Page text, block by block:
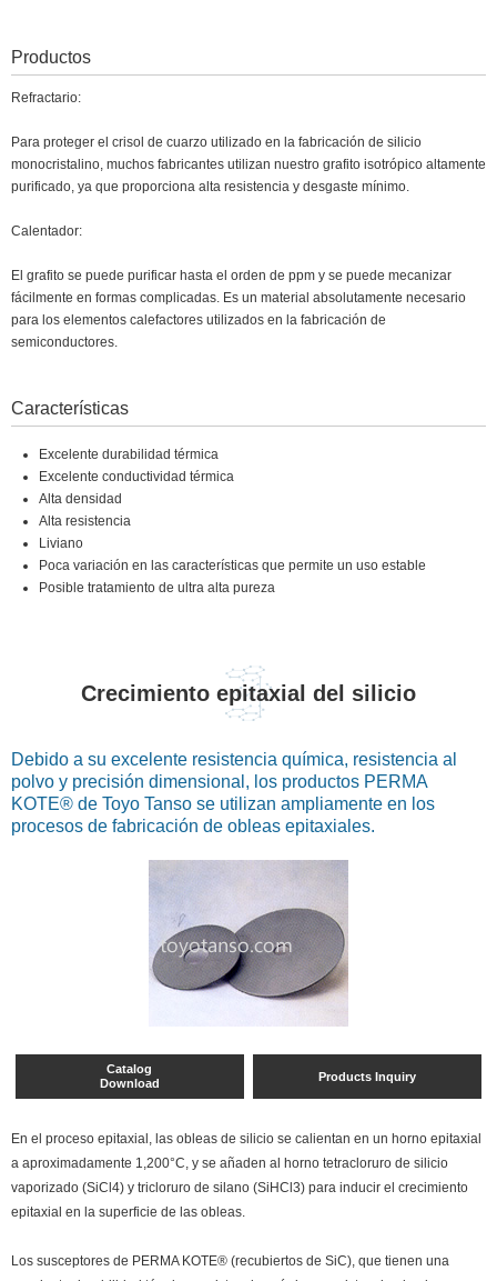
Productos
Refractario:
Para proteger el crisol de cuarzo utilizado en la fabricación de silicio
monocristalino, muchos fabricantes utilizan nuestro grafito isotrópico altamente
purificado, ya que proporciona alta resistencia y desgaste mínimo.
Calentador:
El grafito se puede purificar hasta el orden de ppm y se puede mecanizar
fácilmente en formas complicadas. Es un material absolutamente necesario
para los elementos calefactores utilizados en la fabricación de
semiconductores.
Características
Excelente durabilidad térmica
Excelente conductividad térmica
Alta densidad
Alta resistencia
Liviano
Poca variación en las características que permite un uso estable
Posible tratamiento de ultra alta pureza
Crecimiento epitaxial del silicio
Debido a su excelente resistencia química, resistencia al
polvo y precisión dimensional, los productos PERMA
KOTE® de Toyo Tanso se utilizan ampliamente en los
procesos de fabricación de obleas epitaxiales.
Catalog
Download
Products Inquiry
En el proceso epitaxial, las obleas de silicio se calientan en un horno epitaxial
a aproximadamente 1,200°C, y se añaden al horno tetracloruro de silicio
vaporizado (SiCl4) y tricloruro de silano (SiHCl3) para inducir el crecimiento
epitaxial en la superficie de las obleas.
Los susceptores de PERMA KOTE® (recubiertos de SiC), que tienen una